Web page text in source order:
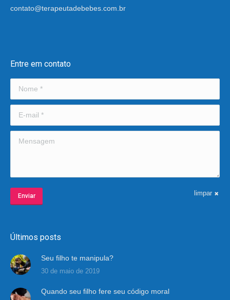
contato@terapeutadebebes.com.br
Entre em contato
Nome *
E-mail *
Mensagem
Enviar limpar
Últimos posts
Seu filho te manipula?
30 de maio de 2019
Quando seu filho fere seu código moral